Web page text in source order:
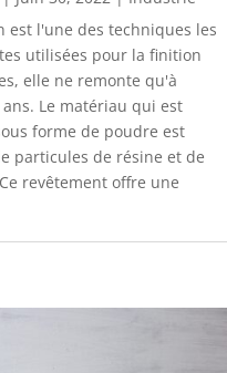
est l'une des techniques les
utilisées pour la finition
elle ne remonte qu'à
Le matériau qui est
forme de poudre est
particules de résine et de
revêtement offre une